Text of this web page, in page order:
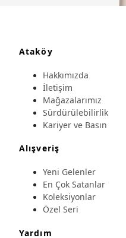
Ataköy
Hakkımızda
İletişim
Mağazalarımız
Sürdürülebilirlik
Kariyer ve Basın
Alışveriş
Yeni Gelenler
En Çok Satanlar
Koleksiyonlar
Özel Seri
Yardım